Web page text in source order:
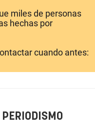
miles de personas
hechas por
cuando antes: